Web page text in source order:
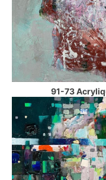
91-73